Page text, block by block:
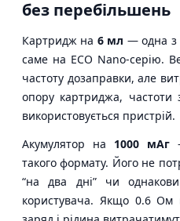
без перебільшень
Картридж на 6 мл — одна з
саме на ECO Nano-серію.
частоту дозаправки, але
опору картриджа, частоти
використовується пристрій.
Акумулятор на 1000 мАг
такого формату. Його не
“на два дні” чи
користувача. Якщо 0.6 Ом